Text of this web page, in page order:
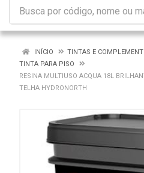
INÍCIO
TINTAS E
TINTA PARA PISO
RESINA MULTIUSO ACQUA 18L
TELHA HYDRONORTH